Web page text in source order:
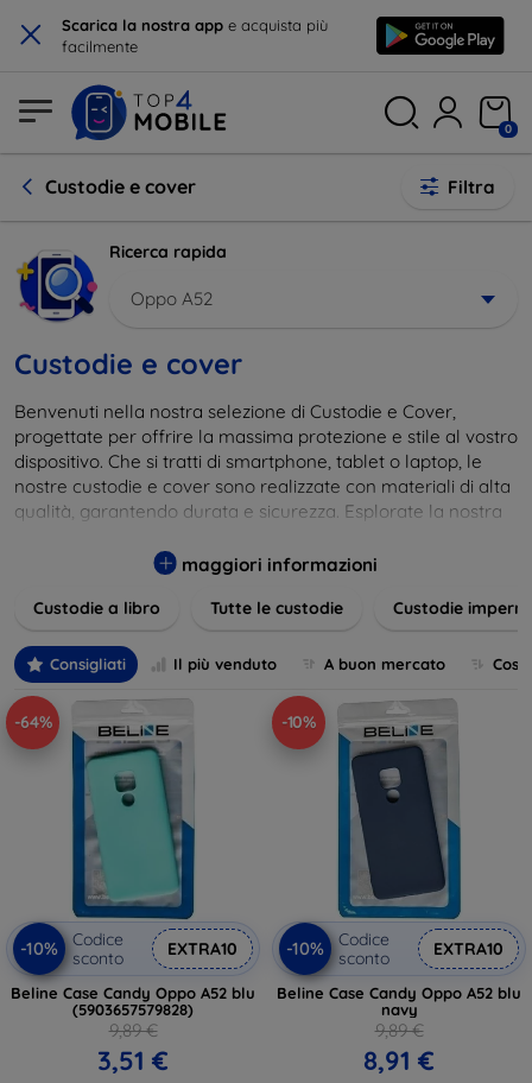
× Scarica la nostra app e acquista più
facilmente
0
Custodie e cover Filtra
Ricerca rapida
Oppo A52
Custodie e cover
Benvenuti nella nostra selezione di Custodie e Cover,
progettate per offrire la massima protezione e stile al vostro
dispositivo. Che si tratti di smartphone, tablet o laptop, le
nostre custodie e cover sono realizzate con materiali di alta
qualità, garantendo durata e sicurezza. Esplorate la nostra
esigenza e gusto. Proteggete il vostro dispositivo con le
maggiori informazioni
Custodie a libro Tutte le custodie Custodie
Consigliati Il più venduto A buon mercato
-64%
-10%
Codice
sconto
EXTRA10
Beline Case Candy Oppo A52 blu
(5903657579828)
9,89 €
3,51 €
-10%
-10%
Codice
sconto
EXTRA10
Beline Case Candy Oppo A52 blu
navy
9,89 €
8,91 €